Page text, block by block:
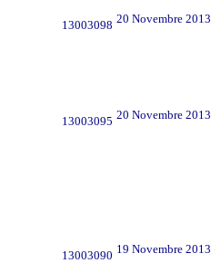
13003098 20 Novembre 2013
13003095 20 Novembre 2013
13003090 19 Novembre 2013